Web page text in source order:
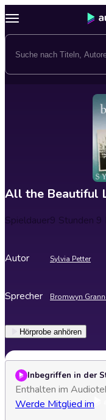
All the Beautiful
Spieldauer9 Stunden 9
Autor Sylvia Petter
Sprecher Bromwyn
Hörprobe anhören
Inbegriffen in der
Enthalten im
Werde Mitglied im